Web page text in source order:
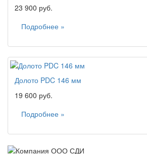
23 900 руб.
Подробнее »
Долото PDC 146 мм
19 600 руб.
Подробнее »